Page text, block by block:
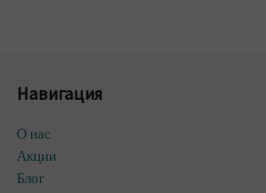
Навигация
О нас
Акции
Блог